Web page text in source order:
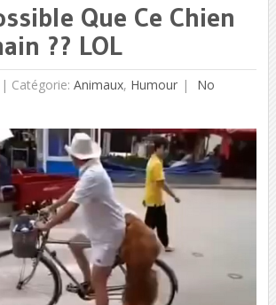
Que Ce Chien
?? LOL
| Catégorie: Animaux, Humour
No